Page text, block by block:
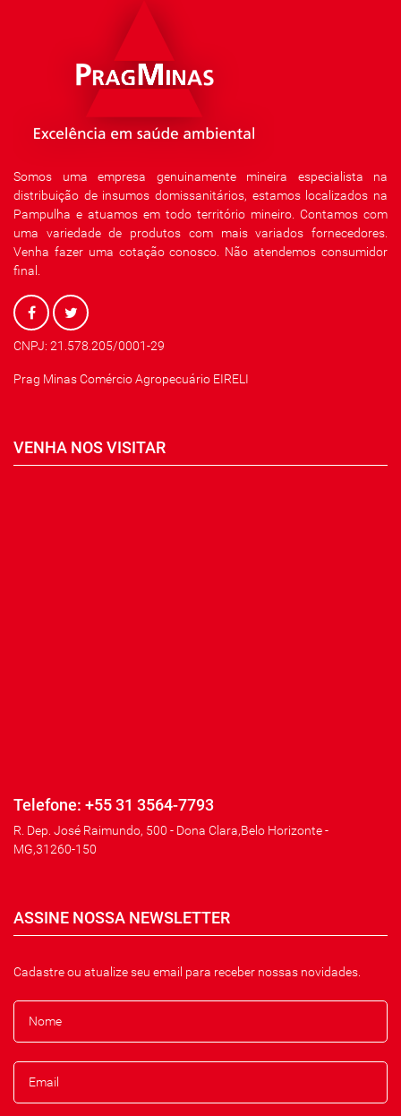
Somos uma empresa genuinamente mineira especialista na
distribuição de insumos domissanitários, estamos localizados na
Pampulha e atuamos em todo território mineiro. Contamos com
uma variedade de produtos com mais variados fornecedores.
Venha fazer uma cotação conosco. Não atendemos consumidor
final.
CNPJ: 21.578.205/0001-29
Prag Minas Comércio Agropecuário EIRELI
VENHA NOS VISITAR
Telefone: +55 31 3564-7793
R. Dep. José Raimundo, 500 - Dona Clara,Belo Horizonte -
MG,31260-150
ASSINE NOSSA NEWSLETTER
Cadastre ou atualize seu email para receber nossas novidades.